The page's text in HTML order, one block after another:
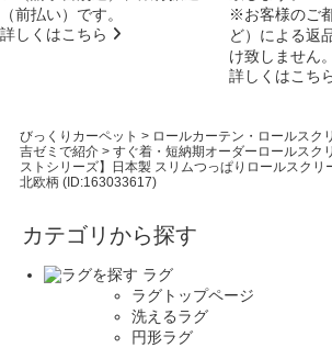
（前払い）です。
詳しくはこちら
※お客様のご
ど）による返
け致しません。
詳しくはこち
びっくりカーペット > ロールカーテン・ロールスク
吉ゼミで紹介> すぐ着・短納期オーダーロールスク
ストシリーズ】日本製 スリムつっぱりロールスクリ
北欧柄 (ID:163033617)
カテゴリから探す
ラグ
ラグトップページ
洗えるラグ
円形ラグ